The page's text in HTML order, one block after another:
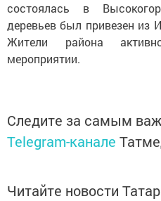
состоялась в
деревьев был привезен из
Жители района
мероприятии.
Следите за самым
Telegram-канале
Читайте новости